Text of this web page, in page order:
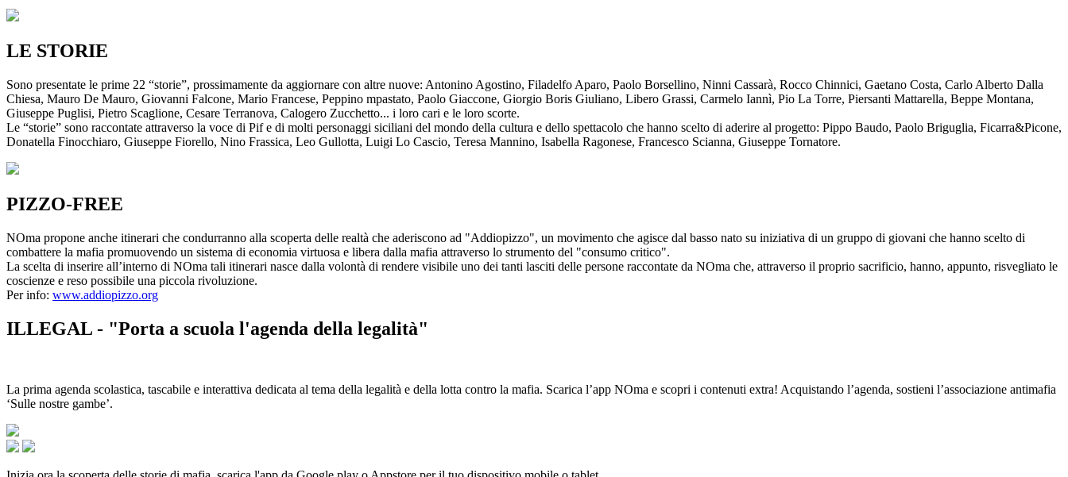
LE STORIE
Sono presentate le prime 22 “storie”, prossimamente da aggiornare con altre nuove: Antonino Agostino, Filadelfo Aparo, Paolo Borsellino, Ninni Cassarà, Rocco Chinnici, Gaetano Costa, Carlo Alberto Dalla
Chiesa, Mauro De Mauro, Giovanni Falcone, Mario Francese, Peppino mpastato, Paolo Giaccone, Giorgio Boris Giuliano, Libero Grassi, Carmelo Iannì, Pio La Torre, Piersanti Mattarella, Beppe Montana,
Giuseppe Puglisi, Pietro Scaglione, Cesare Terranova, Calogero Zucchetto... i loro cari e le loro scorte.
Le “storie” sono raccontate attraverso la voce di Pif e di molti personaggi siciliani del mondo della cultura e dello spettacolo che hanno scelto di aderire al progetto: Pippo Baudo, Paolo Briguglia, Ficarra&Picone,
Donatella Finocchiaro, Giuseppe Fiorello, Nino Frassica, Leo Gullotta, Luigi Lo Cascio, Teresa Mannino, Isabella Ragonese, Francesco Scianna, Giuseppe Tornatore.
PIZZO-FREE
NOma propone anche itinerari che condurranno alla scoperta delle realtà che aderiscono ad "Addiopizzo", un movimento che agisce dal basso nato su iniziativa di un gruppo di giovani che hanno scelto di
combattere la mafia promuovendo un sistema di economia virtuosa e libera dalla mafia attraverso lo strumento del "consumo critico".
La scelta di inserire all’interno di NOma tali itinerari nasce dalla volontà di rendere visibile uno dei tanti lasciti delle persone raccontate da NOma che, attraverso il proprio sacrificio, hanno, appunto, risvegliato le
coscienze e reso possibile una piccola rivoluzione.
Per info: www.addiopizzo.org
ILLEGAL - "Porta a scuola l'agenda della legalità"
La prima agenda scolastica, tascabile e interattiva dedicata al tema della legalità e della lotta contro la mafia. Scarica l’app NOma e scopri i contenuti extra! Acquistando l’agenda, sostieni l’associazione antimafia
‘Sulle nostre gambe’.